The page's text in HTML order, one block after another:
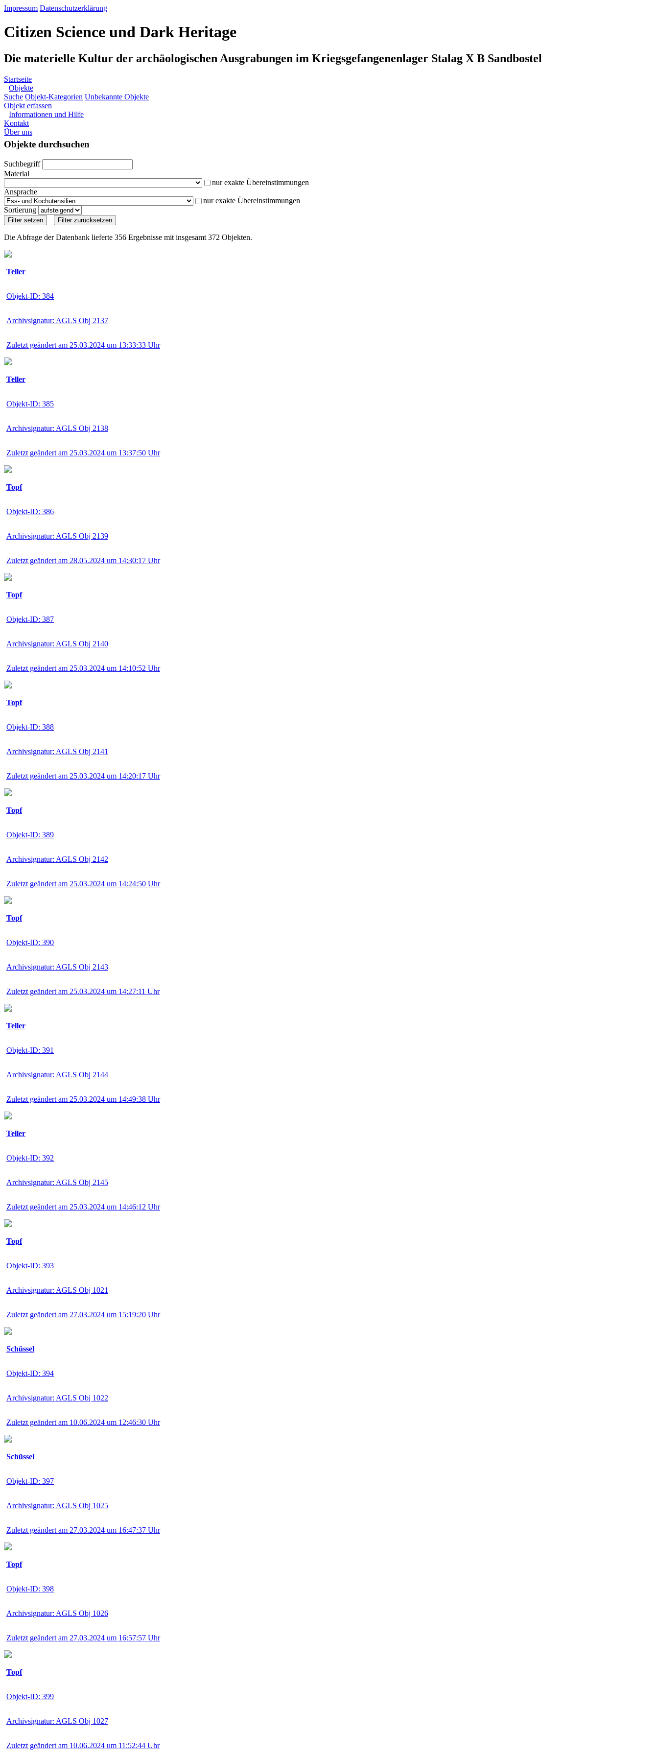
Impressum Datenschutzerklärung
Citizen Science und Dark Heritage
Die materielle Kultur der archäologischen Ausgrabungen im Kriegsgefangenenlager Stalag X B Sandbostel
Startseite
Objekte
Suche Objekt-Kategorien Unbekannte Objekte
Objekt erfassen
Informationen und Hilfe
Kontakt
Über uns
Objekte durchsuchen
Suchbegriff
Material
nur exakte Übereinstimmungen
Ansprache
nur exakte Übereinstimmungen
Sortierung
Die Abfrage der Datenbank lieferte 356 Ergebnisse mit insgesamt 372 Objekten.
Teller
Objekt-ID: 384
Archivsignatur: AGLS Obj 2137
Zuletzt geändert am 25.03.2024 um 13:33:33 Uhr
Teller
Objekt-ID: 385
Archivsignatur: AGLS Obj 2138
Zuletzt geändert am 25.03.2024 um 13:37:50 Uhr
Topf
Objekt-ID: 386
Archivsignatur: AGLS Obj 2139
Zuletzt geändert am 28.05.2024 um 14:30:17 Uhr
Topf
Objekt-ID: 387
Archivsignatur: AGLS Obj 2140
Zuletzt geändert am 25.03.2024 um 14:10:52 Uhr
Topf
Objekt-ID: 388
Archivsignatur: AGLS Obj 2141
Zuletzt geändert am 25.03.2024 um 14:20:17 Uhr
Topf
Objekt-ID: 389
Archivsignatur: AGLS Obj 2142
Zuletzt geändert am 25.03.2024 um 14:24:50 Uhr
Topf
Objekt-ID: 390
Archivsignatur: AGLS Obj 2143
Zuletzt geändert am 25.03.2024 um 14:27:11 Uhr
Teller
Objekt-ID: 391
Archivsignatur: AGLS Obj 2144
Zuletzt geändert am 25.03.2024 um 14:49:38 Uhr
Teller
Objekt-ID: 392
Archivsignatur: AGLS Obj 2145
Zuletzt geändert am 25.03.2024 um 14:46:12 Uhr
Topf
Objekt-ID: 393
Archivsignatur: AGLS Obj 1021
Zuletzt geändert am 27.03.2024 um 15:19:20 Uhr
Schüssel
Objekt-ID: 394
Archivsignatur: AGLS Obj 1022
Zuletzt geändert am 10.06.2024 um 12:46:30 Uhr
Schüssel
Objekt-ID: 397
Archivsignatur: AGLS Obj 1025
Zuletzt geändert am 27.03.2024 um 16:47:37 Uhr
Topf
Objekt-ID: 398
Archivsignatur: AGLS Obj 1026
Zuletzt geändert am 27.03.2024 um 16:57:57 Uhr
Topf
Objekt-ID: 399
Archivsignatur: AGLS Obj 1027
Zuletzt geändert am 10.06.2024 um 11:52:44 Uhr